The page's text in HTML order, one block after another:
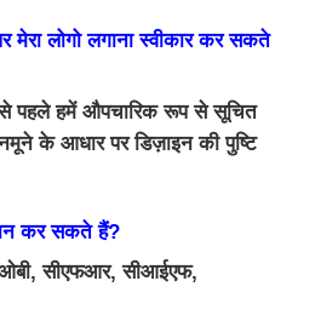
मेरा लोगो लगाना स्वीकार कर सकते
से पहले हमें औपचारिक रूप से सूचित
के आधार पर डिज़ाइन की पुष्टि
कर सकते हैं?
सीएफआर, सीआईएफ,